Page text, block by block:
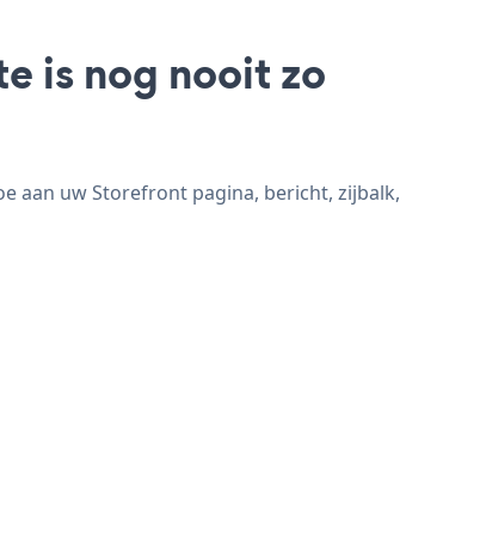
is nog nooit zo
aan uw Storefront pagina, bericht, zijbalk,